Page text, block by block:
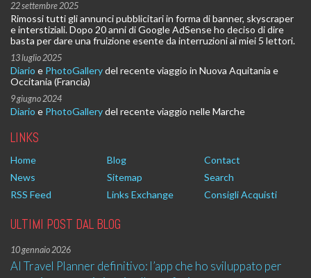
22 settembre 2025
Rimossi tutti gli annunci pubblicitari in forma di banner, skyscraper
e interstiziali. Dopo 20 anni di Google AdSense ho deciso di dire
basta per dare una fruizione esente da interruzioni ai miei 5 lettori.
13 luglio 2025
Diario e PhotoGallerydel recente viaggio in Nuova Aquitania e
Occitania (Francia)
9 giugno 2024
Diario e PhotoGallerydel recente viaggio nelle Marche
LINKS
Home Blog
Contact
News
Sitemap
Search
RSS Feed
Links Exchange Consigli Acquisti
ULTIMI POST DAL BLOG
10 gennaio 2026
AI Travel Planner definitivo: l’app che ho sviluppato per